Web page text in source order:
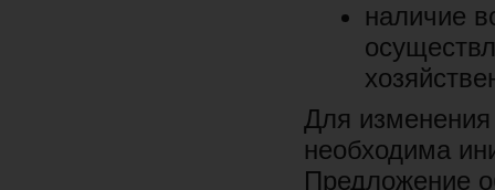
наличие
Для
необходима
Предложение